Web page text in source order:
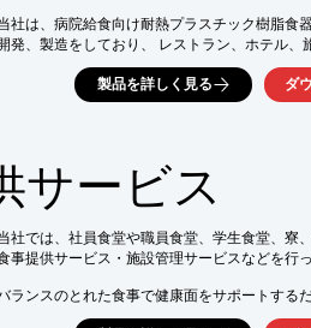
社は、病院給食向け耐熱プラスチック樹脂食
発、製造をしており、 レストラン、ホテル、
給食用にご利用いただいております。
形状・カラー・洗浄機に使いたい・予算など、
金型製作から成形・塗装まで一貫して行い、ご
チェーン展開でのオリジナル食器のOEM生産も
耐熱性をあげるための樹脂変更なども可能
低ロットは500個～、詳細は要相談)
詳しくはPDF資料をご覧いただくか、お気軽
製品を詳しく見る ダ
サービス
社では、社員食堂や職員食堂、学生食堂、寮
事提供サービス・施設管理サービスなどを行っ
ランスのとれた食事で健康面をサポートする
リフレッシュできるよう、「楽しさの演出」「